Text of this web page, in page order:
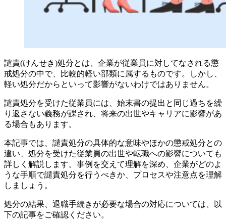
譴責(けんせき)処分とは、企業が従業員に対してなされる懲
戒処分の中で、比較的軽い部類に属するものです。しかし、
軽い処分だからといって影響がないわけではありません。
譴責処分を受けた従業員には、始末書の提出と同じ過ちを繰
り返さない義務が課され、将来の出世やキャリアに影響があ
る場合もあります。
本記事では、譴責処分の具体的な意味やほかの懲戒処分との
違い、処分を受けた従業員の出世や転職への影響についても
詳しく解説します。事例を交えて理解を深め、企業がどのよ
うな手順で譴責処分を行うべきか、プロセスや注意点を理解
しましょう。
処分の結果、退職手続きが必要な場合の対応については、以
下の記事をご確認ください。